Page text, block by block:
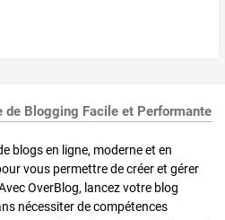
de Blogging Facile et Performante
blogs en ligne, moderne et en
vous permettre de créer et gérer
OverBlog, lancez votre blog
nécessiter de compétences